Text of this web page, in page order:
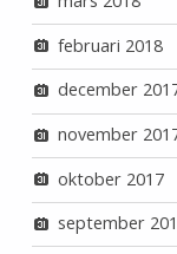
februari 2018
december
november
oktober 2017
september